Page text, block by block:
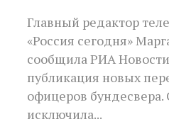
Главный редактор
«Россия сегодня»
сообщила РИА
публикация новых
офицеров
исключила...